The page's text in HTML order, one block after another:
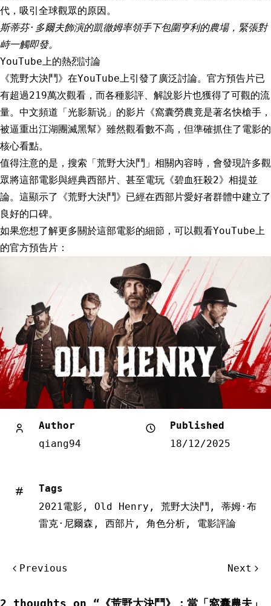
代，吸引全球觀眾的原因。
斯蒂芬·多爾夫飾演的凱徹姆率領手下包圍亨利的農場，緊張對
峙一觸即發。
YouTube上的熱烈討論
《荒野大決鬥》在YouTube上引發了廣泛討論。官方預告片已
有超過219萬次觀看，而各種影評、解說影片也獲得了可觀的流
量。中文頻道「光影新说」的影片《窩囊勞農竟是著名快槍手，
被逼重出江湖團滅黑幫》雖然觀看數不高，但準確抓住了電影的
核心看點。
值得注意的是，搜索「荒野大決鬥」相關內容時，會發現許多觀
眾將這部電影與經典西部片、甚至電玩《碧血狂殺2》相提並
論。這顯示了《荒野大決鬥》已經在西部片愛好者群體中建立了
良好的口碑。
如果您想了解更多關於這部電影的細節，可以觀看YouTube上
的官方預告片：
《荒野大決鬥》證明了好的故事與表演，永遠比高預算與華麗特
效更重要。蒂姆·布雷克·尼爾森的突破性表演、緊湊而富有深
來最值得觀賞的西部片之一。
無論您是西部片的長期愛好者，還是對這一類型感到好奇的新觀
眾，《荒野大決鬥》都能帶給您驚喜。它不僅僅是一部關於槍戰
本質、真誠說故事的電影。
（你無法埋葬過去）。」亨利的過去終將找上門，而他的選擇，
Author
qiang94
Published
18/12/2025
Tags
2021電影 , Old Henry , 荒野大決鬥 , 蒂姆·布
雷克·尼爾森 , 西部片 , 角色分析 , 電影評論
Previous Next
2 thoughts on “ 《荒野大決鬥》：當「窩囊農夫」